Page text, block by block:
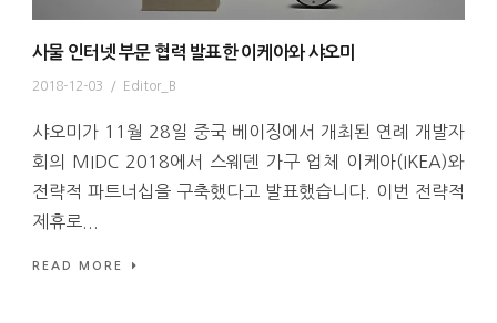
사물 인터넷 부문 협력 발표한 이케아와 샤오미
2018-12-03 / Editor_B
샤오미가 11월 28일 중국 베이징에서 개최된 연례 개발자
회의 MIDC 2018에서 스웨덴 가구 업체 이케아(IKEA)와
전략적 파트너십을 구축했다고 발표했습니다. 이번 전략적
제휴로...
READ MORE